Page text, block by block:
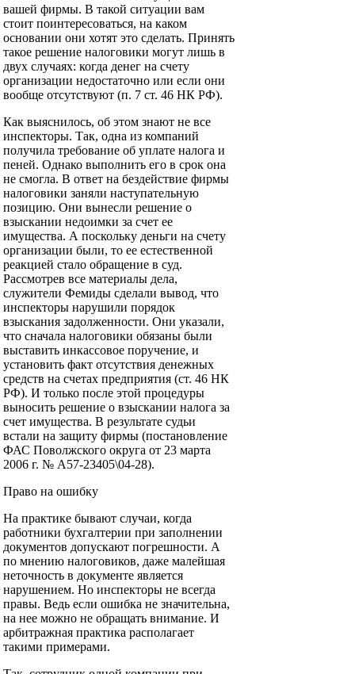
вашей фирмы. В такой ситуации вам
стоит поинтересоваться, на каком
основании они хотят это сделать. Принять
такое решение налоговики могут лишь в
двух случаях: когда денег на счету
организации недостаточно или если они
вообще отсутствуют (п. 7 ст. 46 НК РФ).
Как выяснилось, об этом знают не все
инспекторы. Так, одна из компаний
получила требование об уплате налога и
пеней. Однако выполнить его в срок она
не смогла. В ответ на бездействие фирмы
налоговики заняли наступательную
позицию. Они вынесли решение о
взыскании недоимки за счет ее
имущества. А поскольку деньги на счету
организации были, то ее естественной
реакцией стало обращение в суд.
Рассмотрев все материалы дела,
служители Фемиды сделали вывод, что
инспекторы нарушили порядок
взыскания задолженности. Они указали,
что сначала налоговики обязаны были
выставить инкассовое поручение, и
установить факт отсутствия денежных
средств на счетах предприятия (ст. 46 НК
РФ). И только после этой процедуры
выносить решение о взыскании налога за
счет имущества. В результате судьи
встали на защиту фирмы (постановление
ФАС Поволжского округа от 23 марта
2006 г. № А57-23405\04-28).
Право на ошибку
На практике бывают случаи, когда
работники бухгалтерии при заполнении
документов допускают погрешности. А
по мнению налоговиков, даже малейшая
неточность в документе является
нарушением. Но инспекторы не всегда
правы. Ведь если ошибка не значительна,
на нее можно не обращать внимание. И
арбитражная практика располагает
такими примерами.